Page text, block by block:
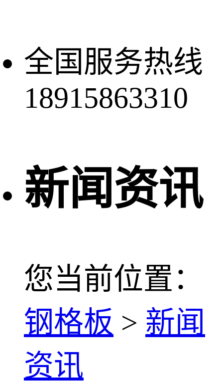
全国服务热线
18915863310
新闻资讯
您当前位置：
钢格板 > 新闻
资讯